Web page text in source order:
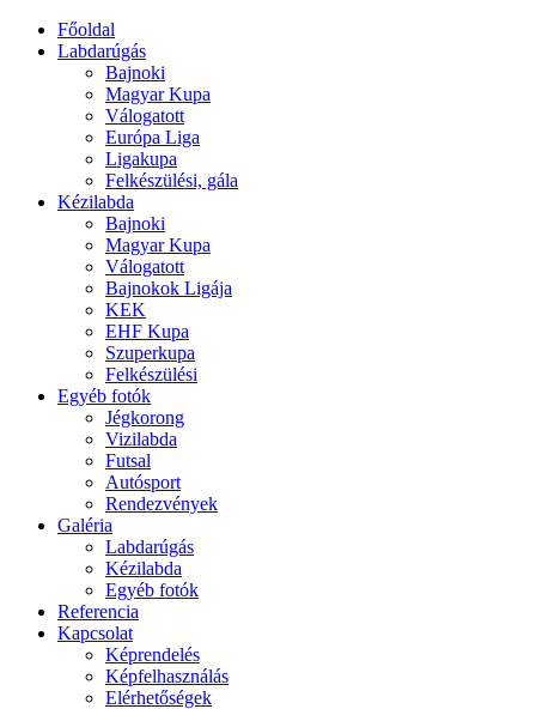
Főoldal
Labdarúgás
Bajnoki
Magyar Kupa
Válogatott
Európa Liga
Ligakupa
Felkészülési, gála
Kézilabda
Bajnoki
Magyar Kupa
Válogatott
Bajnokok Ligája
KEK
EHF Kupa
Szuperkupa
Felkészülési
Egyéb fotók
Jégkorong
Vizilabda
Futsal
Autósport
Rendezvények
Galéria
Labdarúgás
Kézilabda
Egyéb fotók
Referencia
Kapcsolat
Képrendelés
Képfelhasználás
Elérhetőségek